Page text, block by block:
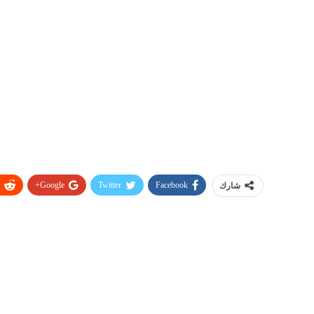
شارك Facebook
Twitter
Google+